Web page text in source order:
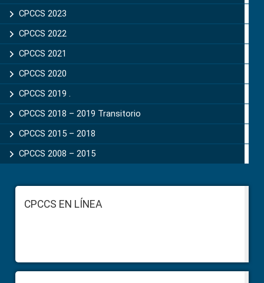
CPCCS 2023
CPCCS 2022
CPCCS 2021
CPCCS 2020
CPCCS 2019 .
CPCCS 2018 – 2019 Transitorio
CPCCS 2015 – 2018
CPCCS 2008 – 2015
FooterCPCCS EN LÍNEA